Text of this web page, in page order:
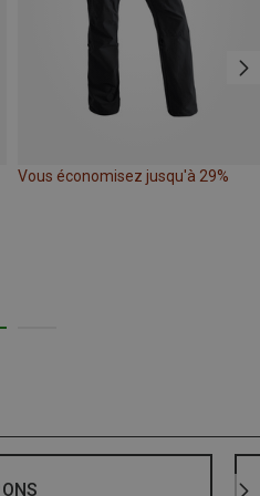
Vous économisez jusqu'à 29%